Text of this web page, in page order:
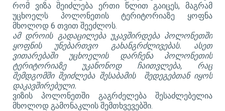
რომ ვიზა შეიძლება ერთი წლით გაიცეს, მაგრამ
უცხოელს პოლონეთის ტერიტორიაზე ყოფნა
მხოლოდ 6 თვით შეეძლოს.
ამ დროის გადაცილება უკავშირდება პოლონეთში
ყოფნის უნებართვო გახანგრძლივებას. ასეთ
ვითარებაში უცხოელის დარჩენა პოლონეთის
ტერიტორიაზე უკანონოდ ჩაითვლება, რაც
შემდგომში შეიძლება შესაბამის შედეგებთან იყოს
დაკავშირებული.
ვიზის პოლონეთში გაგრძელება შესაძლებელია
მხოლოდ გამონაკლის შემთხვევებში.